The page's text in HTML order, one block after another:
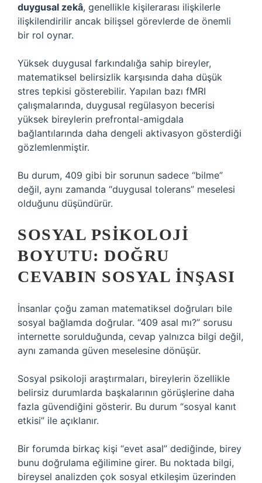
duygusal zekâ, genellikle kişilerarası ilişkilerle
ilişkilendirilir ancak bilişsel görevlerde de önemli
bir rol oynar.
Yüksek duygusal farkındalığa sahip bireyler,
matematiksel belirsizlik karşısında daha düşük
stres tepkisi gösterebilir. Yapılan bazı fMRI
çalışmalarında, duygusal regülasyon becerisi
yüksek bireylerin prefrontal-amigdala
bağlantılarında daha dengeli aktivasyon gösterdiği
gözlemlenmiştir.
Bu durum, 409 gibi bir sorunun sadece “bilme”
değil, aynı zamanda “duygusal tolerans” meselesi
olduğunu düşündürür.
SOSYAL PSIKOLOJI
BOYUTU: DOĞRU
CEVABIN SOSYAL İNŞASI
İnsanlar çoğu zaman matematiksel doğruları bile
sosyal bağlamda doğrular. “409 asal mı?” sorusu
internette sorulduğunda, cevap yalnızca bilgi değil,
aynı zamanda güven meselesine dönüşür.
Sosyal psikoloji araştırmaları, bireylerin özellikle
belirsiz durumlarda başkalarının görüşlerine daha
fazla güvendiğini gösterir. Bu durum “sosyal kanıt
etkisi” ile açıklanır.
Bir forumda birkaç kişi “evet asal” dediğinde, birey
bunu doğrulama eğilimine girer. Bu noktada bilgi,
bireysel analizden çok sosyal etkileşim üzerinden